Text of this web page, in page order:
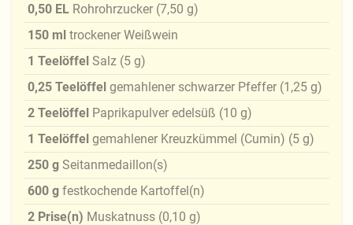
0,50 EL Rohrohrzucker (7,50 g)
150 ml trockener Weißwein
1 Teelöffel Salz (5 g)
0,25 Teelöffel gemahlener schwarzer Pfeffer (1,25 g)
2 Teelöffel Paprikapulver edelsüß (10 g)
1 Teelöffel gemahlener Kreuzkümmel (Cumin) (5 g)
250 g Seitanmedaillon(s)
600 g festkochende Kartoffel(n)
2 Prise(n) Muskatnuss (0,10 g)